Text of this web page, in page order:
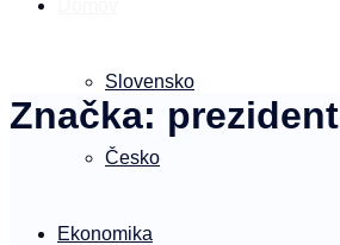
Slovensko
Česko
Ekonomika
Značka: prezident